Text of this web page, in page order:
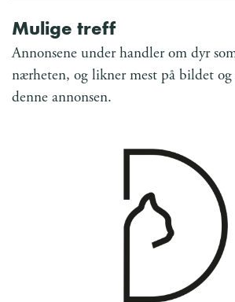
Mulige treff
Annonsene under handler om dyr
nærheten, og likner mest på bildet
denne annonsen.